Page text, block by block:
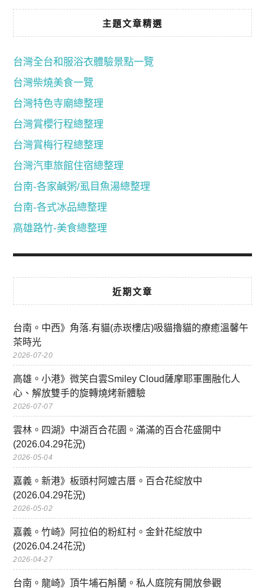
主題文章精選
台灣全台和服浴衣體驗景點一覽
台灣柴燒美食一覽
台灣特色寺廟總整理
台灣賞櫻行程總整理
台灣賞梅行程總整理
台灣汽車旅館住宿總整理
台南-各家鹹粥/虱目魚湯總整理
台南-各式冰品總整理
高雄路竹-美食總整理
近期文章
台南。中西》角落.有貓(赤崁樓店)吸貓擼貓的療癒溫馨午
茶時光
2026-07-20
高雄。小港》微笑白雲Smiley Cloud薩摩耶軍團融化人
心、解放雙手的旋轉燒烤新體驗
2026-07-07
雲林。四湖》中湖百合花園。滿滿的百合花盛開中
(2026.04.29花況)
2026-05-04
嘉義。新港》板頭村阿嬤古厝。百合花綻放中
(2026.04.29花況)
2026-05-02
嘉義。竹崎》阿拉伯的粉紅村。金針花綻放中
(2026.04.24花況)
2026-04-27
台南。龍崎》頂牛埔石斛蘭。私人庭院有開放參觀